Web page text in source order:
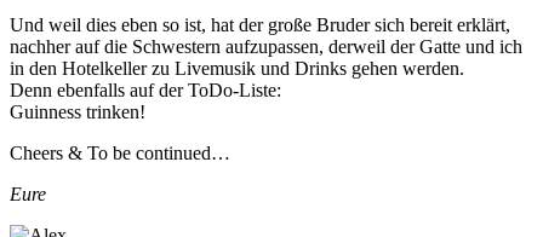
Und weil dies eben so ist, hat der große Bruder sich bereit erklärt,
nachher auf die Schwestern aufzupassen, derweil der Gatte und ich
in den Hotelkeller zu Livemusik und Drinks gehen werden.
Denn ebenfalls auf der ToDo-Liste:
Guinness trinken!
Cheers & To be continued…
Eure